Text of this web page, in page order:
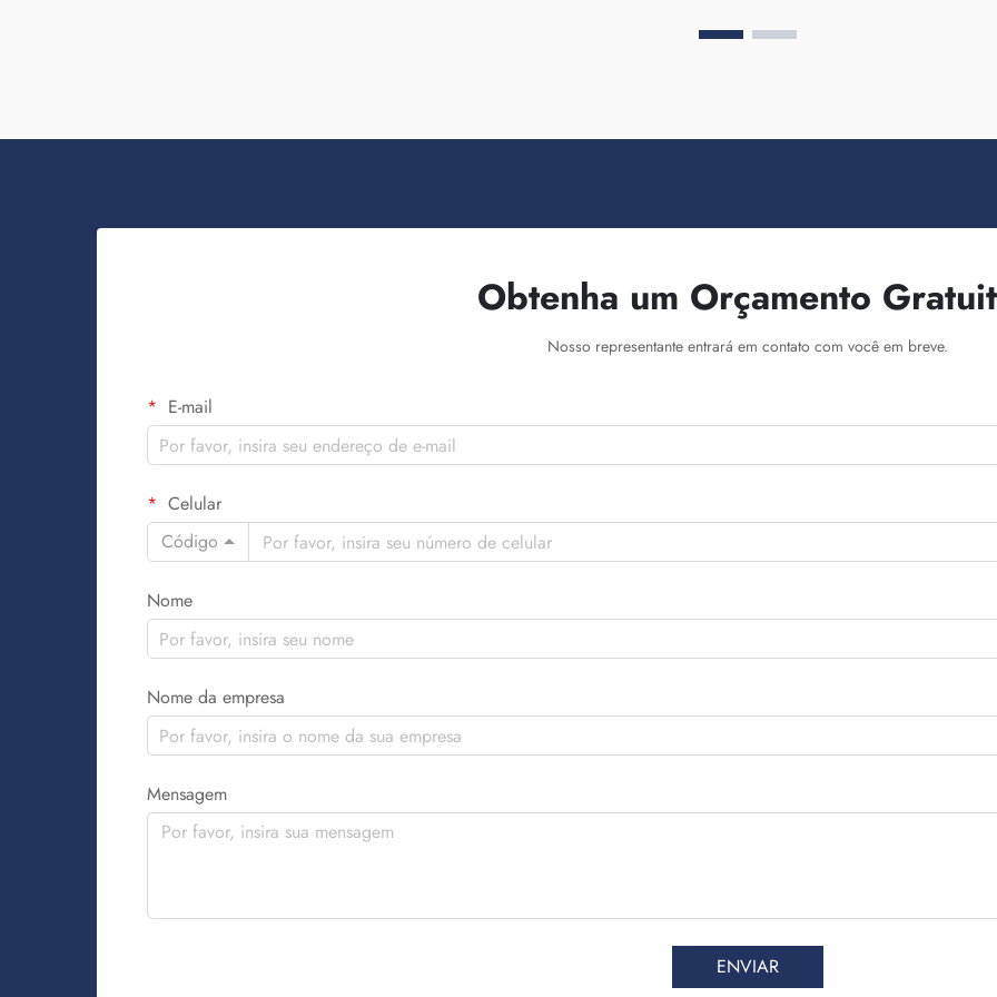
Obtenha um Orçamento
Nosso representante entrará em contato com você em breve.
E-mail
Celular
Código
Nome
Nome da empresa
Mensagem
ENVIAR